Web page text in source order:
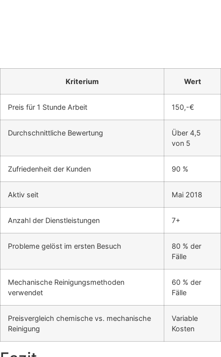
Kriterium Wert
Preis für 1 Stunde Arbeit 150,-€
Durchschnittliche Bewertung
Über 4,5
von 5
Zufriedenheit der Kunden 90 %
Aktiv seit Mai 2018
Anzahl der Dienstleistungen 7+
Probleme gelöst im ersten Besuch
80 % der
Fälle
Mechanische Reinigungsmethoden
verwendet
60 % der
Fälle
Preisvergleich chemische vs. mechanische
Reinigung
Variable
Kosten